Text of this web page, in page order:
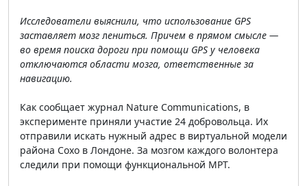
Исследователи выяснили, что использование GPS
заставляет мозг лениться. Причем в прямом смысле —
во время поиска дороги при помощи GPS у человека
отключаются области мозга, ответственные за
навигацию.
Как сообщает журнал Nature Communications, в
эксперименте приняли участие 24 добровольца. Их
отправили искать нужный адрес в виртуальной модели
района Сохо в Лондоне. За мозгом каждого волонтера
следили при помощи функциональной МРТ.